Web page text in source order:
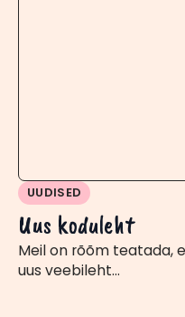
Uus koduleht
UUDISED
Meil on rõõm teatada,
uus veebileht…